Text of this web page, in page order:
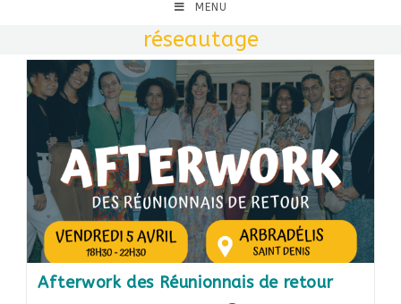
MENU
réseautage
Afterwork des Réunionnais de retour